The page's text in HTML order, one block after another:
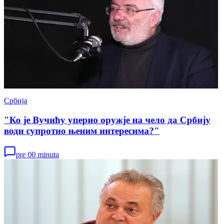
Србија
"Ко је Вучићу уперио оружје на чело да Србију
води супротно њеним интересима?"
pre 00 minuta